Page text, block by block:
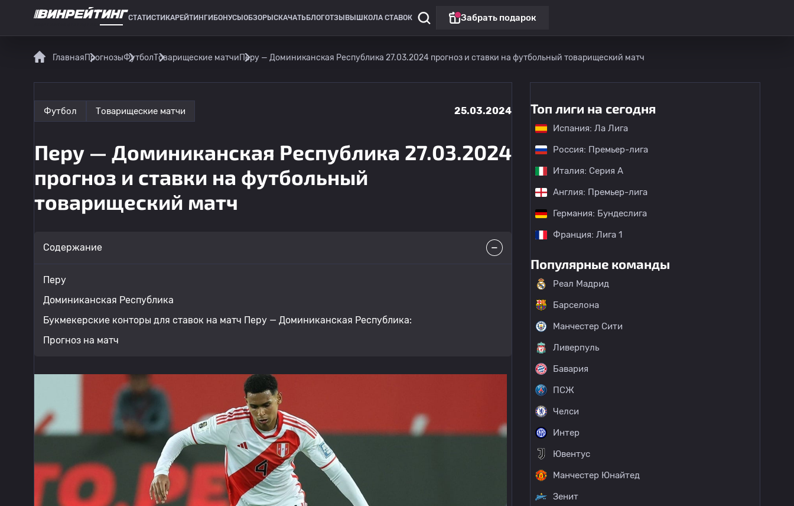
СТАТИСТИКАРЕЙТИНГИ БОНУСЫ ОБЗОРЫ СКАЧАТЬ БЛОГОТЗЫВЫ ШКОЛА СТАВОК Забрать подарок
ГлавнаяПрогнозыФутболТоварищеские матчиПеру — Доминиканская Республика 27.03.2024 прогноз и ставки на футбольный товарищеский матч
Футбол Товарищеские матчи 25.03.2024
Перу — Доминиканская Республика 27.03.2024
прогноз и ставки на футбольный
товарищеский матч
Содержание
Перу
Доминиканская Республика
Букмекерские конторы для ставок на матч Перу — Доминиканская Республика:
Прогноз на матч
Топ лиги на сегодня
Испания: Ла Лига
Россия: Премьер-лига
Италия: Серия А
Англия: Премьер-лига
Германия: Бундеслига
Франция: Лига 1
Популярные команды
Реал Мадрид
Барселона
Манчестер Сити
Ливерпуль
Бавария
ПСЖ
Челси
Интер
Ювентус
Манчестер Юнайтед
Зенит